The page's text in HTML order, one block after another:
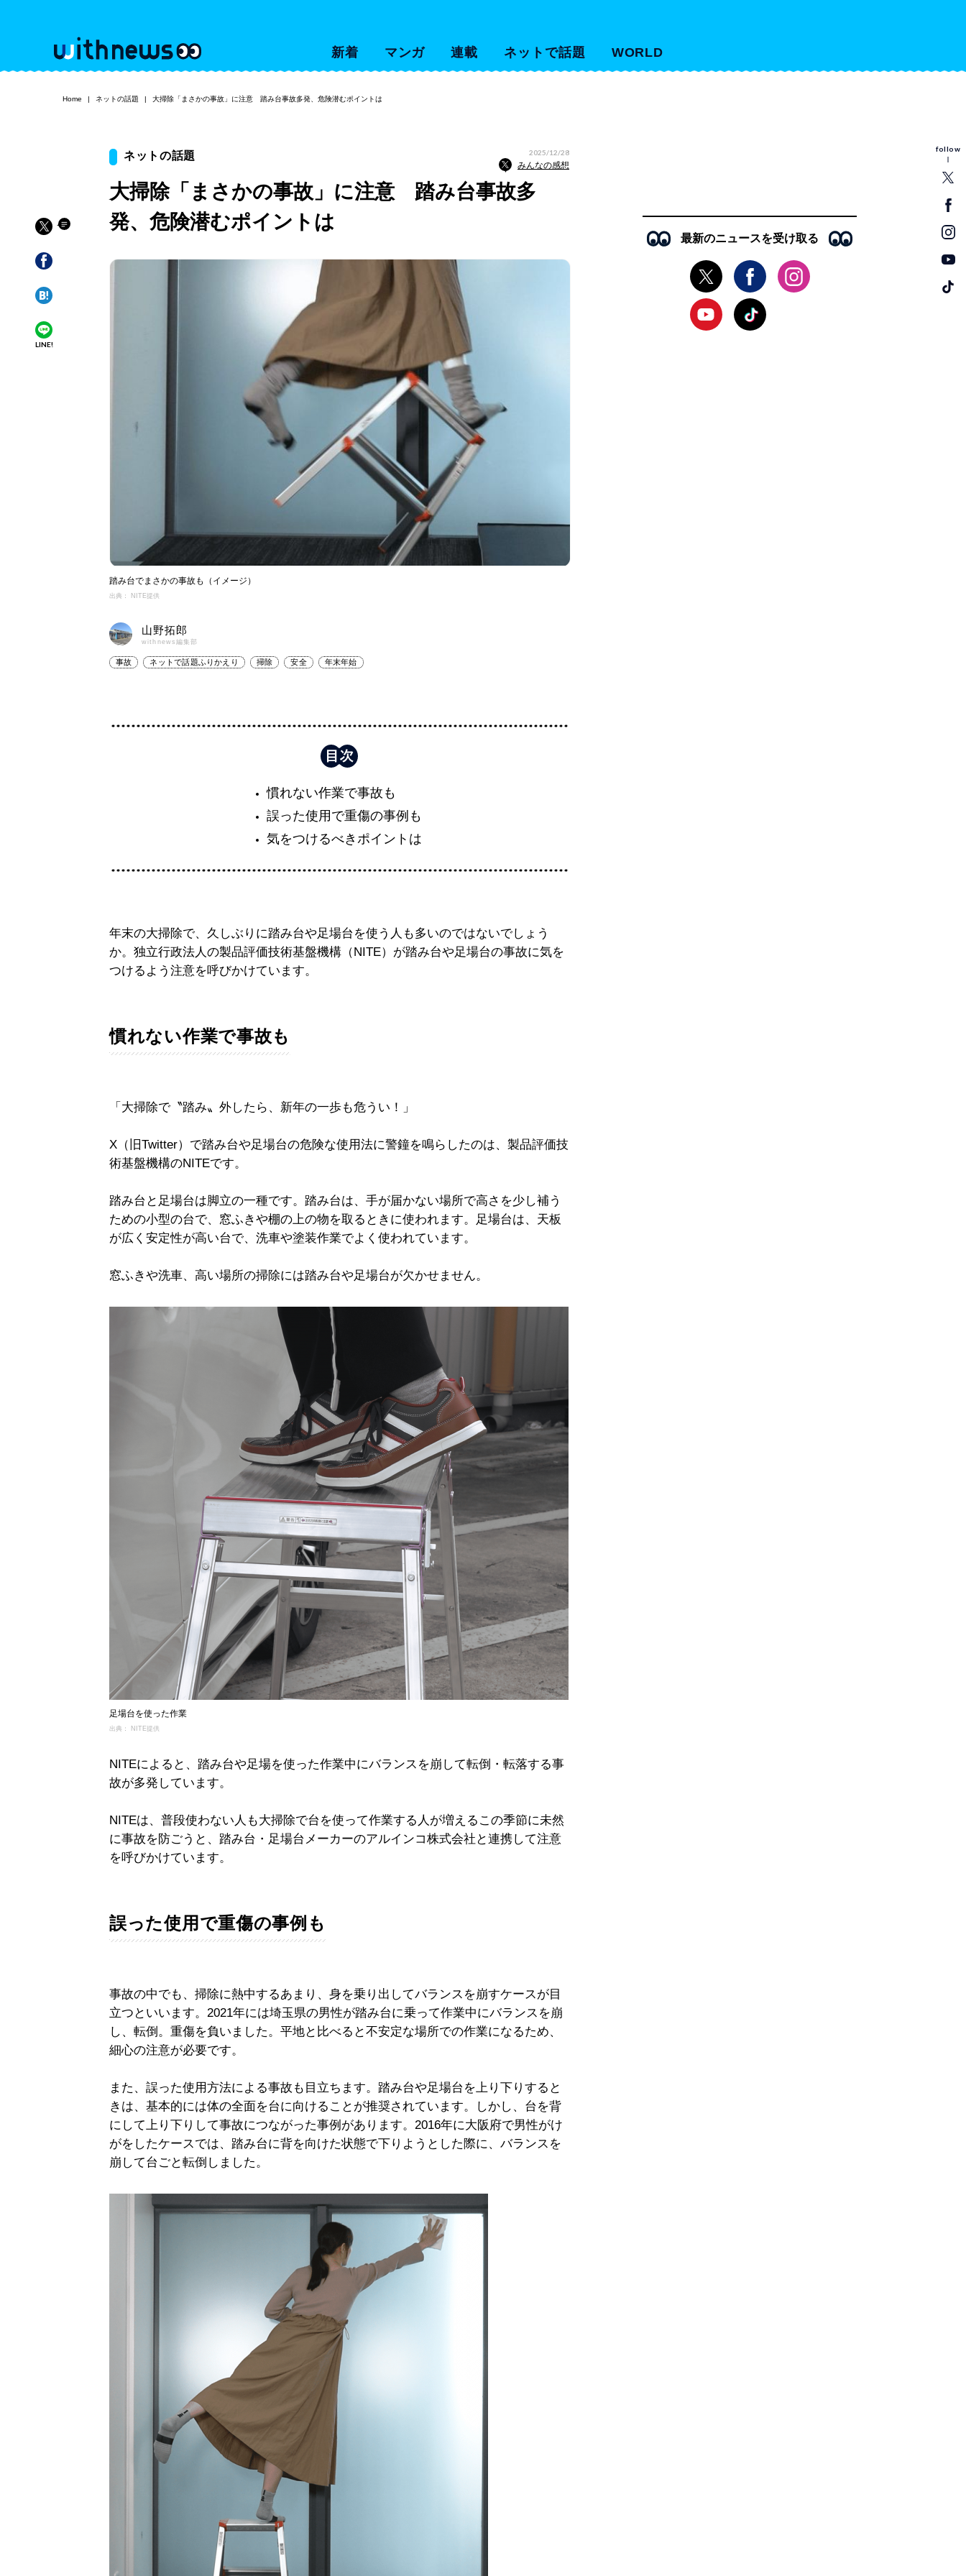
新着 マンガ 連載 ネットで話題 WORLD
follow
Home ネットの話題 大掃除「まさかの事故」に注意 踏み台事故多発、危険潜むポイントは
LINE!
ネットの話題 2025/12/28
みんなの感想
大掃除「まさかの事故」に注意 踏み台事故多
発、危険潜むポイントは
踏み台でまさかの事故も（イメージ）
出典： NITE提供
山野拓郎
withnews編集部
事故 ネットで話題ふりかえり 掃除 安全 年末年始
慣れない作業で事故も
誤った使用で重傷の事例も
気をつけるべきポイントは
年末の大掃除で、久しぶりに踏み台や足場台を使う人も多いのではないでしょう
か。独立行政法人の製品評価技術基盤機構（NITE）が踏み台や足場台の事故に気を
つけるよう注意を呼びかけています。
慣れない作業で事故も
「大掃除で〝踏み〟外したら、新年の一歩も危うい！」
X（旧Twitter）で踏み台や足場台の危険な使用法に警鐘を鳴らしたのは、製品評価技
術基盤機構のNITEです。
踏み台と足場台は脚立の一種です。踏み台は、手が届かない場所で高さを少し補う
ための小型の台で、窓ふきや棚の上の物を取るときに使われます。足場台は、天板
が広く安定性が高い台で、洗車や塗装作業でよく使われています。
窓ふきや洗車、高い場所の掃除には踏み台や足場台が欠かせません。
足場台を使った作業
出典： NITE提供
NITEによると、踏み台や足場を使った作業中にバランスを崩して転倒・転落する事
故が多発しています。
NITEは、普段使わない人も大掃除で台を使って作業する人が増えるこの季節に未然
に事故を防ごうと、踏み台・足場台メーカーのアルインコ株式会社と連携して注意
を呼びかけています。
誤った使用で重傷の事例も
事故の中でも、掃除に熱中するあまり、身を乗り出してバランスを崩すケースが目
立つといいます。2021年には埼玉県の男性が踏み台に乗って作業中にバランスを崩
し、転倒。重傷を負いました。平地と比べると不安定な場所での作業になるため、
細心の注意が必要です。
また、誤った使用方法による事故も目立ちます。踏み台や足場台を上り下りすると
きは、基本的には体の全面を台に向けることが推奨されています。しかし、台を背
にして上り下りして事故につながった事例があります。2016年に大阪府で男性がけ
がをしたケースでは、踏み台に背を向けた状態で下りようとした際に、バランスを
崩して台ごと転倒しました。
最新のニュースを受け取る